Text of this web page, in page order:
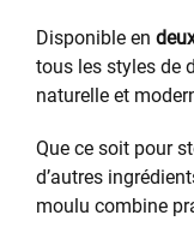
Disponible en
tous les styles de
naturelle et
Que ce soit pour
d’autres
moulu combine